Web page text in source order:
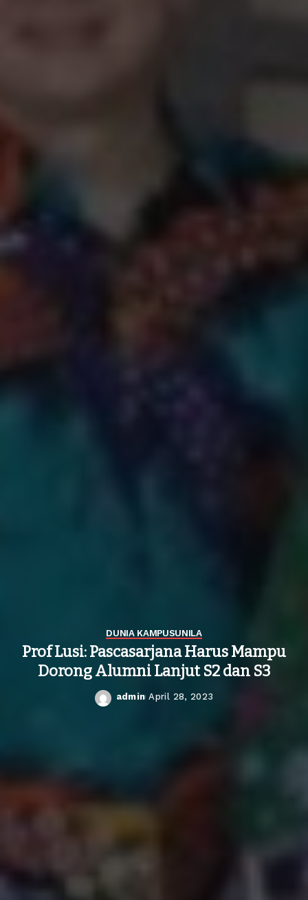
DUNIA KAMPUSUNILA
Prof Lusi: Pascasarjana Harus Mampu
Dorong Alumni Lanjut S2 dan S3
Posted
admin April 28, 2023